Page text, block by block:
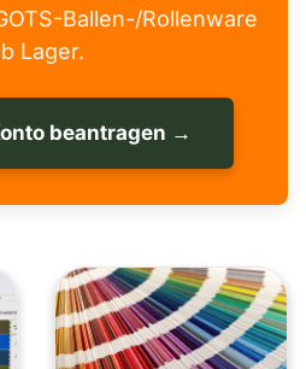
Ballen-/Rollenware
Lager.
beantragen →